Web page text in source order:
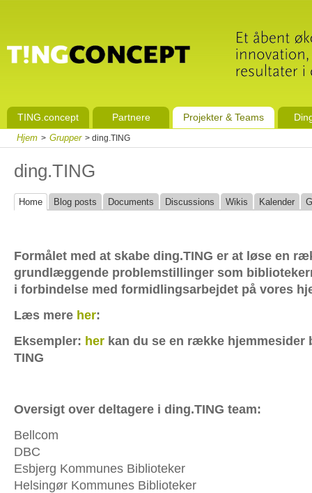
TING.concept Partnere Projekter & Teams
Hjem > Grupper > ding.TING
ding.TING
Home Blog posts Documents Discussions Wikis Kalender
Formålet med at skabe ding.TING er at løse en
grundlæggende problemstillinger som
i forbindelse med formidlingsarbejdet på vores
Læs mere her:
Eksempler: her kan du se en række hjemmesider
TING
Oversigt over deltagere i ding.TING team:
Bellcom
DBC
Esbjerg Kommunes Biblioteker
Helsingør Kommunes Biblioteker